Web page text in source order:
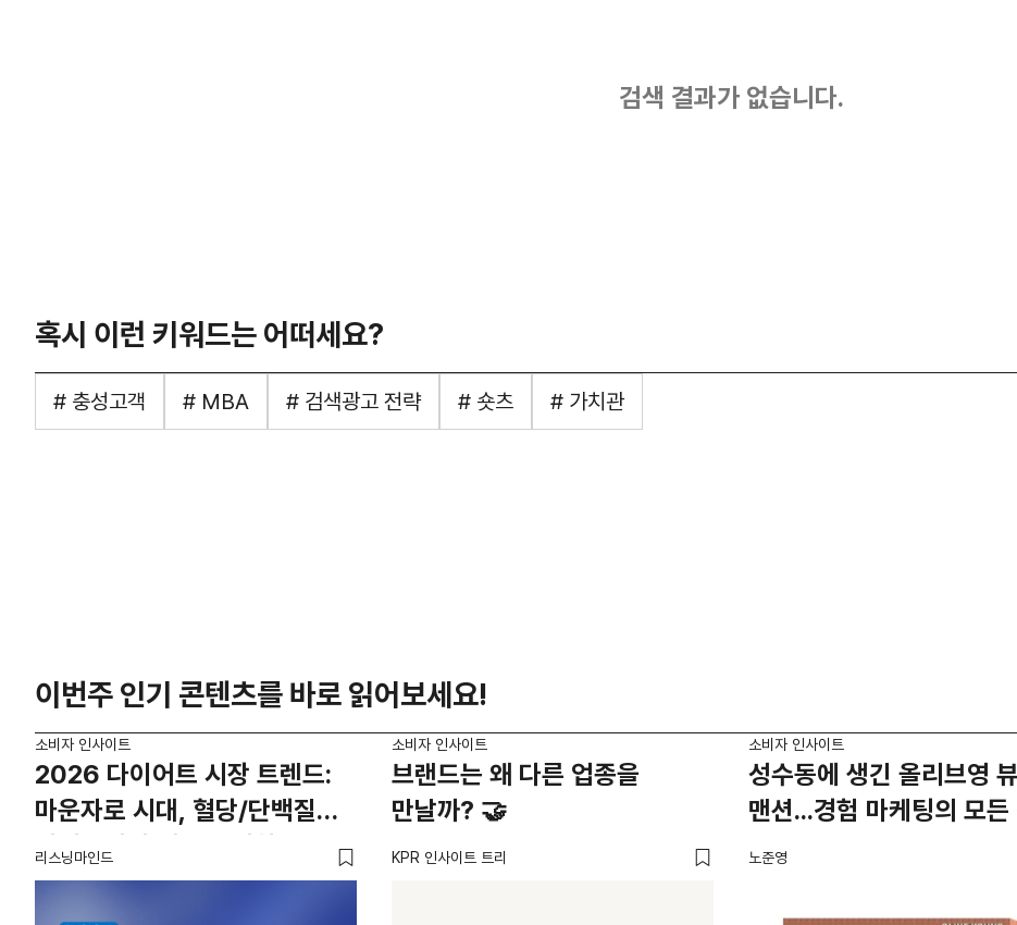
검색 결과가 없습니다.
혹시 이런 키워드는 어떠세요?
# 충성고객 # MBA # 검색광고 전략 # 숏츠 # 가치관
이번주 인기 콘텐츠를 바로 읽어보세요!
소비자 인사이트
2026 다이어트 시장 트렌드:
마운자로 시대, 혈당/단백질
카테고리의 새로운 기회
리스닝마인드
소비자 인사이트
브랜드는 왜 다른 업종을
만날까? 🤝
KPR 인사이트 트리
소비자 인사이트
성수동에 생긴 올리브영
맨션...경험 마케팅의 모든
노준영